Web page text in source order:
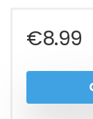
€8.99